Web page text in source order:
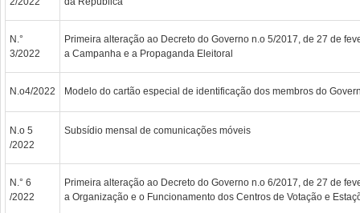
N.°
3/2022
Primeira alteração ao Decreto do Governo n.o 5/2017, de 27 de
a Campanha e a Propaganda Eleitoral
N.o4/2022 Modelo do cartão especial de identificação dos membros do
N.o 5
/2022
Subsídio mensal de comunicações móveis
N.° 6
/2022
Primeira alteração ao Decreto do Governo n.o 6/2017, de 27 de
a Organização e o Funcionamento dos Centros de Votação e